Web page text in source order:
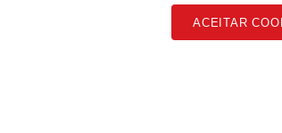
Copyleft CUT Central Única dos
ACEITAR